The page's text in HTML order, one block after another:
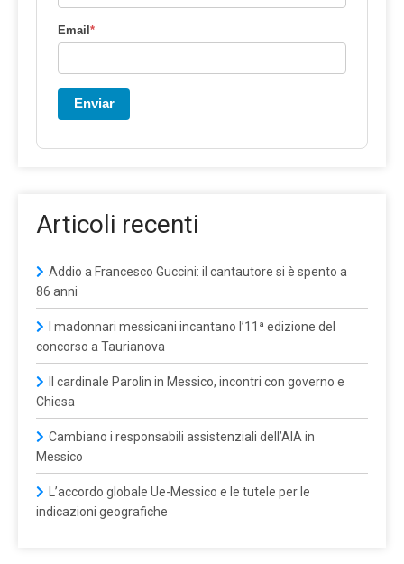
Email*
Enviar
Articoli recenti
Addio a Francesco Guccini: il cantautore si è spento a
86 anni
I madonnari messicani incantano l’11ª edizione del
concorso a Taurianova
Il cardinale Parolin in Messico, incontri con governo e
Chiesa
Cambiano i responsabili assistenziali dell’AIA in
Messico
L’accordo globale Ue-Messico e le tutele per le
indicazioni geografiche